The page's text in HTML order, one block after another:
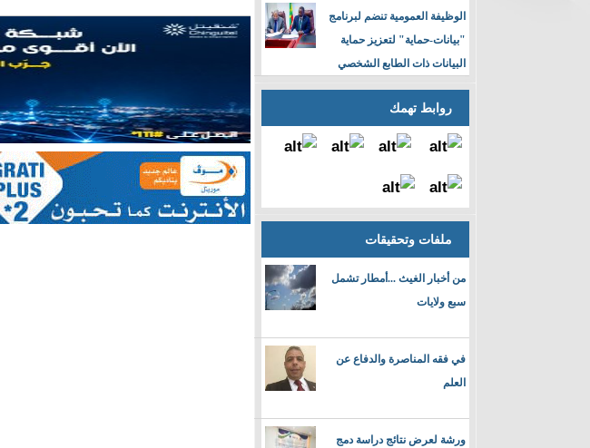
الوظيفة العمومية تنضم لبرنامج
"بيانات-حماية" لتعزيز حماية
البيانات ذات الطابع الشخصي
روابط تهمك
ملفات وتحقيقات
من أخبار الغيث ...أمطار تشمل
سبع ولايات
في فقه المناصرة والدفاع عن
العلم
ورشة لعرض نتائج دراسة دمج